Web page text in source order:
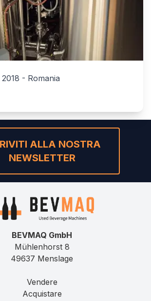
2018 - Romania
ALLA NOSTRA
NEWSLETTER
BEVMAQ GmbH
Mühlenhorst 8
49637 Menslage
Vendere
Acquistare